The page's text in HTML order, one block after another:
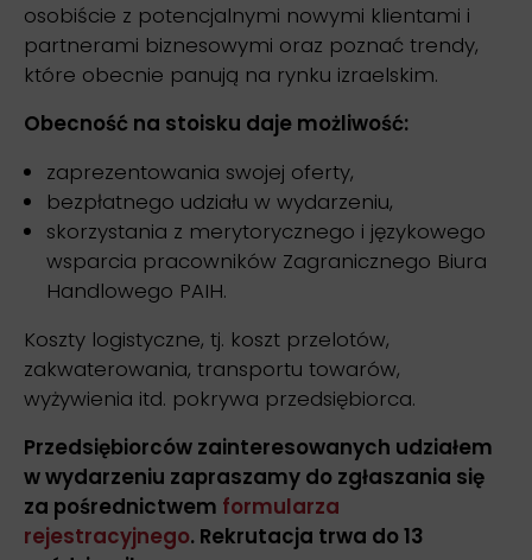
osobiście z potencjalnymi nowymi klientami i
partnerami biznesowymi oraz poznać trendy,
które obecnie panują na rynku izraelskim.
Obecność na stoisku daje możliwość:
zaprezentowania swojej oferty,
bezpłatnego udziału w wydarzeniu,
skorzystania z merytorycznego i językowego
wsparcia pracowników Zagranicznego Biura
Handlowego PAIH.
Koszty logistyczne, tj. koszt przelotów,
zakwaterowania, transportu towarów,
wyżywienia itd. pokrywa przedsiębiorca.
Przedsiębiorców zainteresowanych udziałem
w wydarzeniu zapraszamy do zgłaszania się
za pośrednictwem formularza
rejestracyjnego. Rekrutacja trwa do 13